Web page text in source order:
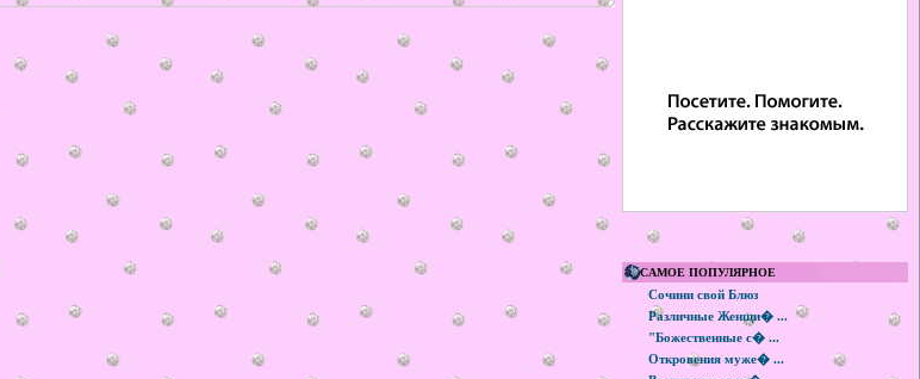
САМОЕ ПОПУЛЯРНОЕ
Сочини свой Блюз
Различные Женщи� ...
"Божественные с� ...
Откровения муже� ...